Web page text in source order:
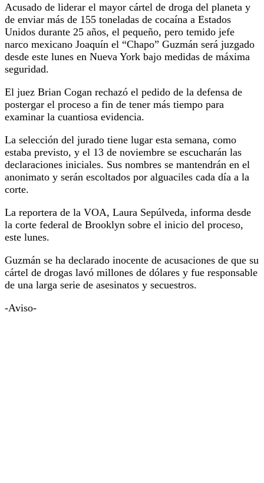
Acusado de liderar el mayor cártel de droga del planeta y
de enviar más de 155 toneladas de cocaína a Estados
Unidos durante 25 años, el pequeño, pero temido jefe
narco mexicano Joaquín el “Chapo” Guzmán será juzgado
desde este lunes en Nueva York bajo medidas de máxima
seguridad.
El juez Brian Cogan rechazó el pedido de la defensa de
postergar el proceso a fin de tener más tiempo para
examinar la cuantiosa evidencia.
La selección del jurado tiene lugar esta semana, como
estaba previsto, y el 13 de noviembre se escucharán las
declaraciones iniciales. Sus nombres se mantendrán en el
anonimato y serán escoltados por alguaciles cada día a la
corte.
La reportera de la VOA, Laura Sepúlveda, informa desde
la corte federal de Brooklyn sobre el inicio del proceso,
este lunes.
Guzmán se ha declarado inocente de acusaciones de que su
cártel de drogas lavó millones de dólares y fue responsable
de una larga serie de asesinatos y secuestros.
-Aviso-